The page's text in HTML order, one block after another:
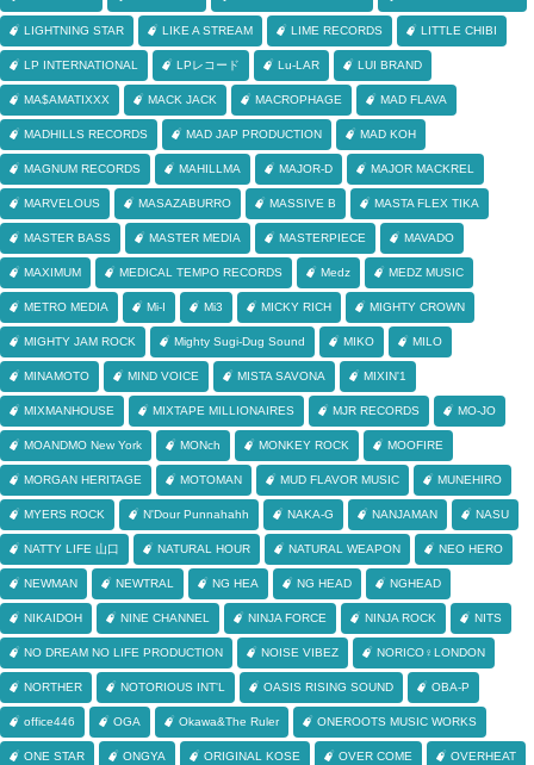
LIGHTNING STAR LIKE A STREAM LIME RECORDS LITTLE CHIBI
LP INTERNATIONAL LPレコード Lu-LAR LUI BRAND
MA$AMATIXXX MACK JACK MACROPHAGE MAD FLAVA
MADHILLS RECORDS MAD JAP PRODUCTION MAD KOH
MAGNUM RECORDS MAHILLMA MAJOR-D MAJOR MACKREL
MARVELOUS MASAZABURRO MASSIVE B MASTA FLEX TIKA
MASTER BASS MASTER MEDIA MASTERPIECE MAVADO
MAXIMUM MEDICAL TEMPO RECORDS Medz MEDZ MUSIC
METRO MEDIA Mi-I Mi3 MICKY RICH MIGHTY CROWN
MIGHTY JAM ROCK Mighty Sugi-Dug Sound MIKO MILO
MINAMOTO MIND VOICE MISTA SAVONA MIXIN'1
MIXMANHOUSE MIXTAPE MILLIONAIRES MJR RECORDS MO-JO
MOANDMO New York MONch MONKEY ROCK MOOFIRE
MORGAN HERITAGE MOTOMAN MUD FLAVOR MUSIC MUNEHIRO
MYERS ROCK N'Dour Punnahahh NAKA-G NANJAMAN NASU
NATTY LIFE 山口 NATURAL HOUR NATURAL WEAPON NEO HERO
NEWMAN NEWTRAL NG HEA NG HEAD NGHEAD
NIKAIDOH NINE CHANNEL NINJA FORCE NINJA ROCK NITS
NO DREAM NO LIFE PRODUCTION NOISE VIBEZ NORICO♀LONDON
NORTHER NOTORIOUS INT'L OASIS RISING SOUND OBA-P
office446 OGA Okawa&The Ruler ONEROOTS MUSIC WORKS
ONE STAR ONGYA ORIGINAL KOSE OVER COME OVERHEAT